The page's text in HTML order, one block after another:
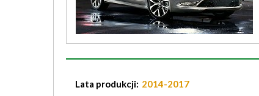
Lata produkcji: 2014-2017